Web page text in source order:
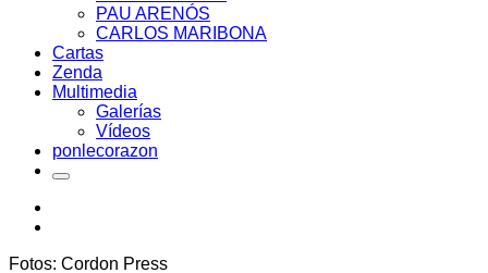
PAU ARENÓS
CARLOS MARIBONA
Cartas
Zenda
Multimedia
Galerías
Vídeos
ponlecorazon
Fotos: Cordon Press